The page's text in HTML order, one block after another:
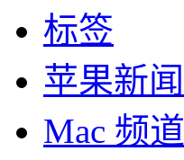
标签
苹果新闻
Mac 频道